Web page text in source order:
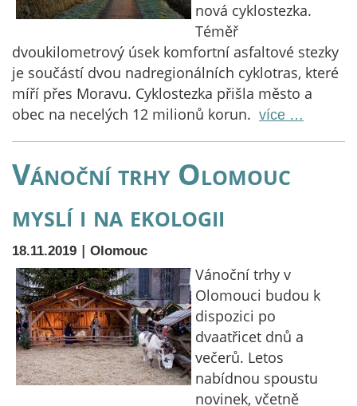
nová cyklostezka.
Téměř
dvoukilometrový úsek komfortní asfaltové stezky
je součástí dvou nadregionálních cyklotras, které
míří přes Moravu. Cyklostezka přišla město a
obec na necelých 12 milionů korun. více …
Vánoční trhy Olomouc
myslí i na ekologii
18.11.2019 | Olomouc
Vánoční trhy v
Olomouci budou k
dispozici po
dvaatřicet dnů a
večerů. Letos
nabídnou spoustu
novinek, včetně